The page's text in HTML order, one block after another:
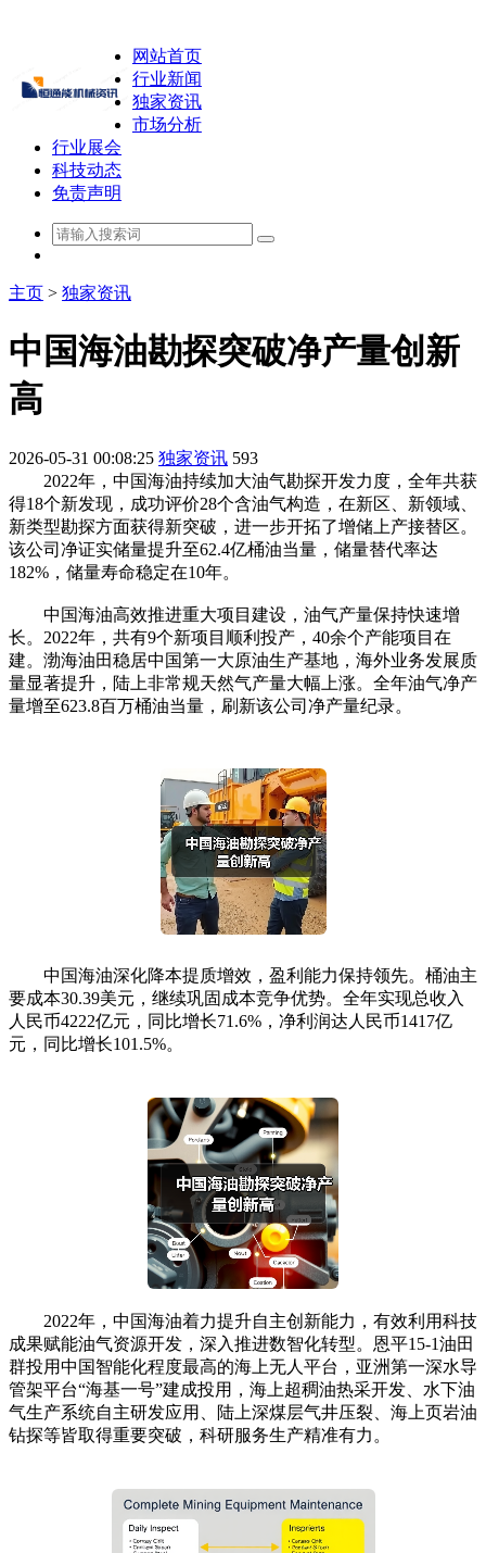
网站首页
行业新闻
独家资讯
市场分析
行业展会
科技动态
免责声明
主页 > 独家资讯
中国海油勘探突破净产量创新
高
2026-05-31 00:08:25 独家资讯 593
2022年，中国海油持续加大油气勘探开发力度，全年共获
得18个新发现，成功评价28个含油气构造，在新区、新领域、
新类型勘探方面获得新突破，进一步开拓了增储上产接替区。
该公司净证实储量提升至62.4亿桶油当量，储量替代率达
182%，储量寿命稳定在10年。
中国海油高效推进重大项目建设，油气产量保持快速增
长。2022年，共有9个新项目顺利投产，40余个产能项目在
建。渤海油田稳居中国第一大原油生产基地，海外业务发展质
量显著提升，陆上非常规天然气产量大幅上涨。全年油气净产
量增至623.8百万桶油当量，刷新该公司净产量纪录。
中国海油深化降本提质增效，盈利能力保持领先。桶油主
要成本30.39美元，继续巩固成本竞争优势。全年实现总收入
人民币4222亿元，同比增长71.6%，净利润达人民币1417亿
元，同比增长101.5%。
2022年，中国海油着力提升自主创新能力，有效利用科技
成果赋能油气资源开发，深入推进数智化转型。恩平15-1油田
群投用中国智能化程度最高的海上无人平台，亚洲第一深水导
管架平台“海基一号”建成投用，海上超稠油热采开发、水下油
气生产系统自主研发应用、陆上深煤层气井压裂、海上页岩油
钻探等皆取得重要突破，科研服务生产精准有力。